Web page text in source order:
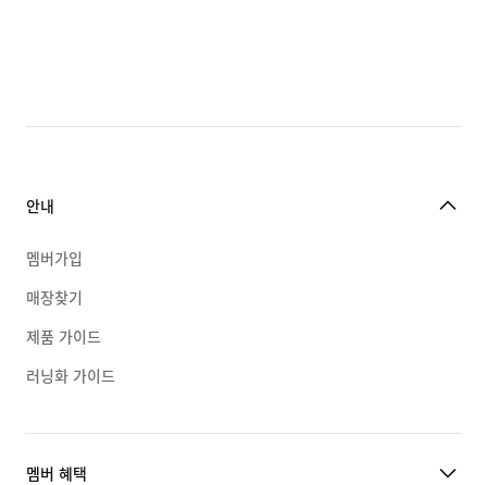
안내
멤버가입
매장찾기
제품 가이드
러닝화 가이드
멤버 혜택